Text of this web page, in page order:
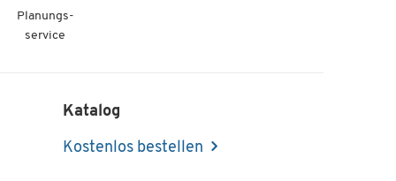
Planungs-
service
Katalog
Kostenlos bestellen